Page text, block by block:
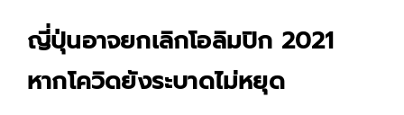
ญี่ปุ่นอาจยกเลิกโอลิมปิก 2021
หากโควิดยังระบาดไม่หยุด